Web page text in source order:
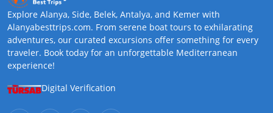
Explore Alanya, Side, Belek, Antalya, and Kemer with
Alanyabesttrips.com. From serene boat tours to exhilarating
adventures, our curated excursions offer something for every
traveler. Book today for an unforgettable Mediterranean
experience!
Digital Verification